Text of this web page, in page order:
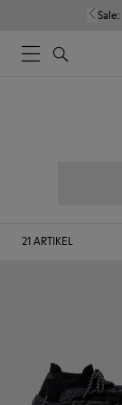
Sale:
21ARTIKEL